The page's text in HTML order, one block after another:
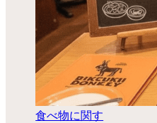
食べ物に関す